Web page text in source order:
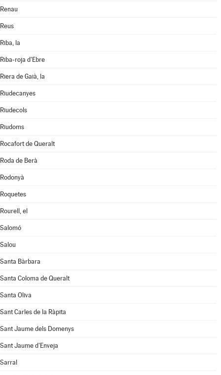
Renau
Reus
Riba, la
Riba-roja d'Ebre
Riera de Gaià, la
Riudecanyes
Riudecols
Riudoms
Rocafort de Queralt
Roda de Berà
Rodonyà
Roquetes
Rourell, el
Salomó
Salou
Santa Bàrbara
Santa Coloma de Queralt
Santa Oliva
Sant Carles de la Ràpita
Sant Jaume dels Domenys
Sant Jaume d'Enveja
Sarral